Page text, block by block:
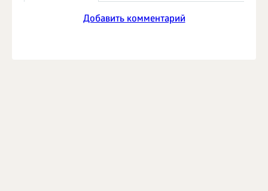
Добавить комментарий